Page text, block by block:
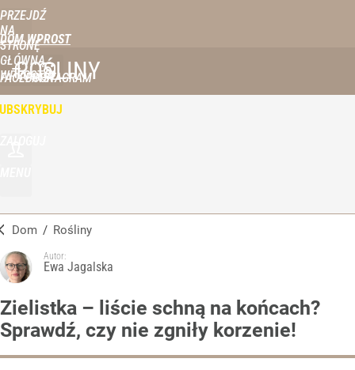
PRZEJDŹ
NA
STRONĘ
GŁÓWNĄ
WPROST.PL
DOM WPROST
FACEBOOKINSTAGRAM
ROŚLINY
Dom / Rośliny
Autor:
Ewa Jagalska
Zielistka – liście schną na końcach?
Sprawdź, czy nie zgniły korzenie!